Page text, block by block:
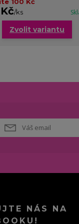
100 Kč
/ks
Zvolit variantu
NÁS NA